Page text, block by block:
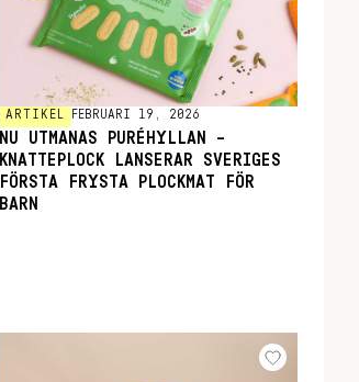
ARTIKEL FEBRUARI 19, 2026
NU UTMANAS PURÉHYLLAN –
KNATTEPLOCK LANSERAR SVERIGES
FÖRSTA FRYSTA PLOCKMAT FÖR
BARN